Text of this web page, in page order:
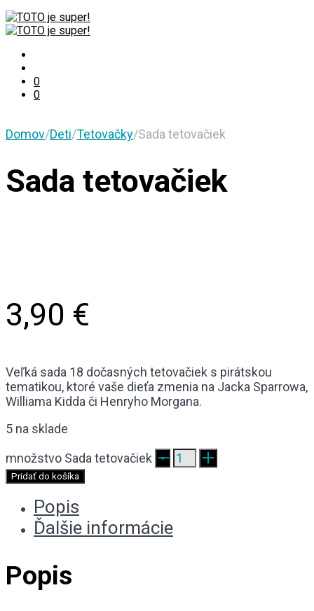
0
0
Domov/Deti/Tetovačky/Sada tetovačiek
Sada tetovačiek
3,90 €
Veľká sada 18 dočasných tetovačiek s pirátskou
tematikou, ktoré vaše dieťa zmenia na Jacka Sparrowa,
Williama Kidda či Henryho Morgana.
5 na sklade
množstvo Sada tetovačiek
Pridať do košíka
Popis
Ďalšie informácie
Popis